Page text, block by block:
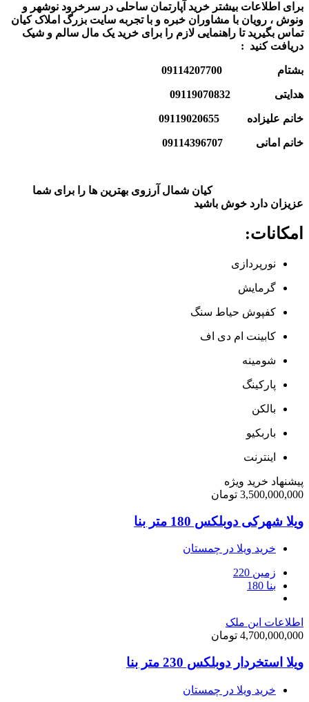
برای اطلاعات بیشتر خرید آپارتمان ساحلی در سرخرود نوشهر و
ونوش ، رویان با مشاوران خبره و با تجربه سایت بزرگ املاک کیان
تماس بگیرید تا راهنمایی لازم را برای خرید یک مال سالم و شیک
دریافت کنید :
بشتام 09114207700
هدایتی 09119070832
خانم علیزاده 09119020655
خانم امانی 09114396707
کیان شمال آرزوی بهترین ها را برای شما
عزیزان دارد خوش باشید
امکانات:
نورپردازی
گرمایش
کفپوش حیاط سنگ
کابینت ام دی اف
شومینه
پارکینگ
بالکن
باربکیو
اینترنت
پیشنهاد خرید ویژه
3,500,000,000 تومان
ویلا شهرکی دوبلکس 180 متر بنا
خرید ویلا در چمستان
زمین 220
بنا 180
اطلاعات این ملک
4,700,000,000 تومان
ویلا استخردار دوبلکس 230 متر بنا
خرید ویلا در چمستان